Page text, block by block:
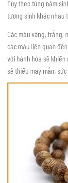
Tùy theo từng năm
tương sinh khác nhau
Các màu vàng, trắng,
các màu liên quan
với hành hỏa sẽ
sẽ thiếu may mắn,